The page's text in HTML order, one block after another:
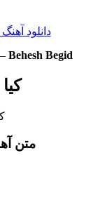
دانلود
– Behesh Begid
متن